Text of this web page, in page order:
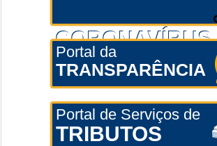
CORONAVÍRUS
Portal da
TRANSPARÊNCIA
Portal de Serviços de
TRIBUTOS